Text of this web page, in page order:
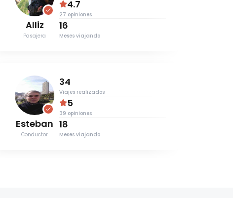
Alliz
Pasajera
4.7
27 opiniones
16
Meses viajando
Esteban
Conductor
34
Viajes realizados
5
39 opiniones
18
Meses viajando